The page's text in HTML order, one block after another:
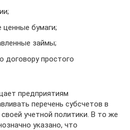
бумаги;
займы;
договору простого
предприятиям
перечень субсчетов в
учетной политики. В то же
указано, что